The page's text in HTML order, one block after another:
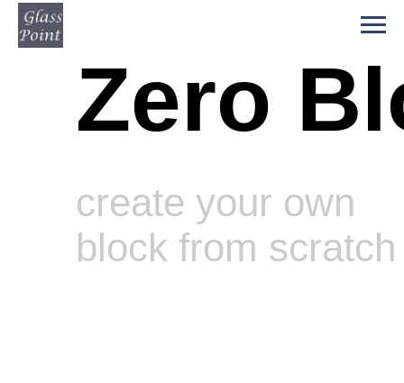
Zero
create your own
block from scratch